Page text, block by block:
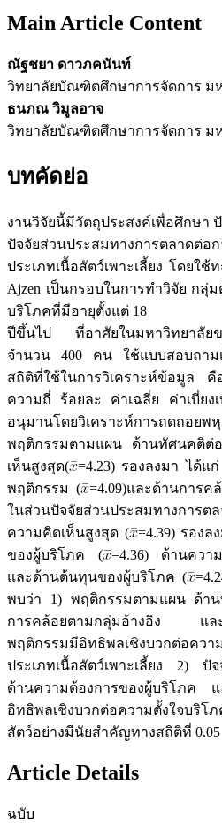
Main Article Content
ณัฐชยา ดาวภคนันท์
วิทยาลัยบัณฑิตศึกษาการจัดการ ม
ธนภณ วิมูลอาจ
วิทยาลัยบัณฑิตศึกษาการจัดการ ม
บทคัดย่อ
งานวิจัยนี้มีวัตถุประสงค์เพื่อศึกษา
ปัจจัยส่วนประสมทางการตลาดต่อ
ประเภทเนื้อสัตว์เพาะเลี้ยง โดยใ
Ajzen เป็นกรอบในการทำวิจัย กลุ่
บริโภคที่มีอายุตั้งแต่ 18
ปีขึ้นไป ที่อาศัยในมหาวิทยาลั
จำนวน 400 คน ใช้แบบสอบถามเ
สถิติที่ใช้ในการวิเคราะห์ข้อมูล
ความถี่ ร้อยละ ค่าเฉลี่ย ค่าเบี่ยง
อนุมานโดยวิเคราะห์การถดถ
พฤติกรรมตามแผน ด้านทัศนคติต่
เห็นสูงสุด( =4.23) รองลงมา ได้แ
พฤติกรรม ( =4.09)และด้านการค
ในส่วนปัจจัยส่วนประสมทางการ
ความคิดเห็นสูงสุด ( =4.39) รอง
ของผู้บริโภค ( =4.36) ด้านควา
และด้านต้นทุนของผู้บริโภค (
พบว่า 1) พฤติกรรมตามแผน ด้า
การคล้อยตามกลุ่มอ้างอิง และ
พฤติกรรมมีอิทธิพลเชิงบวกต่อควา
ประเภทเนื้อสัตว์เพาะเลี้ยง 2) ปั
ด้านความต้องการของผู้บริโภค
อิทธิพลเชิงบวกต่อความตั้งใจบริโ
สัตว์อย่างมีนัยสำคัญทางสถิติที่ 0.05
Article Details
ฉบับ